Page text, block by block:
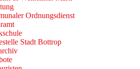
Ordnungsdienst
Stadt Bottrop